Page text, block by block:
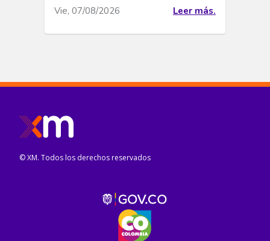
Vie, 07/08/2026 Leer más.
© XM. Todos los derechos reservados